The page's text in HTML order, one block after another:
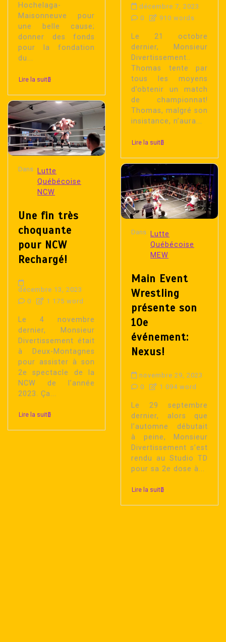
Hochelaga-
Maisonneuve pour
une belle cause;
donner des fonds
pour la fondation
du...
Lire la suite
Dans
Lutte
Québécoise
NCW
Une fin très
choquante
pour NCW
Rechargé!
décembre 13, 2023
0
1 175 word
Le 4 novembre
dernier, Monsieur
Divertissement était
à Deux-Montagnes
pour assister à son
2e spectacle de la
NCW de l’année
2023. Ça...
Lire la suite
décembre 7, 2023
0
910 words
Le 21 octobre
dernier, Monsieur
Divertissement..
Thomas tente par
tous les moyens
d’obtenir un match
de championnat!
Thomas, malgré son
insistance, n’aura...
Lire la suite
Dans
Lutte
Québécoise
MEW
Main Event
Wrestling
présente son
10e
événement:
Nexus!
novembre 29, 2023
0
1 094 word
Le 29 septembre
dernier, alors que
l’automne débutait
à peine, Monsieur
Divertissement s’est
rendu au Studio TD
pour sa 2e dose à...
Lire la suite